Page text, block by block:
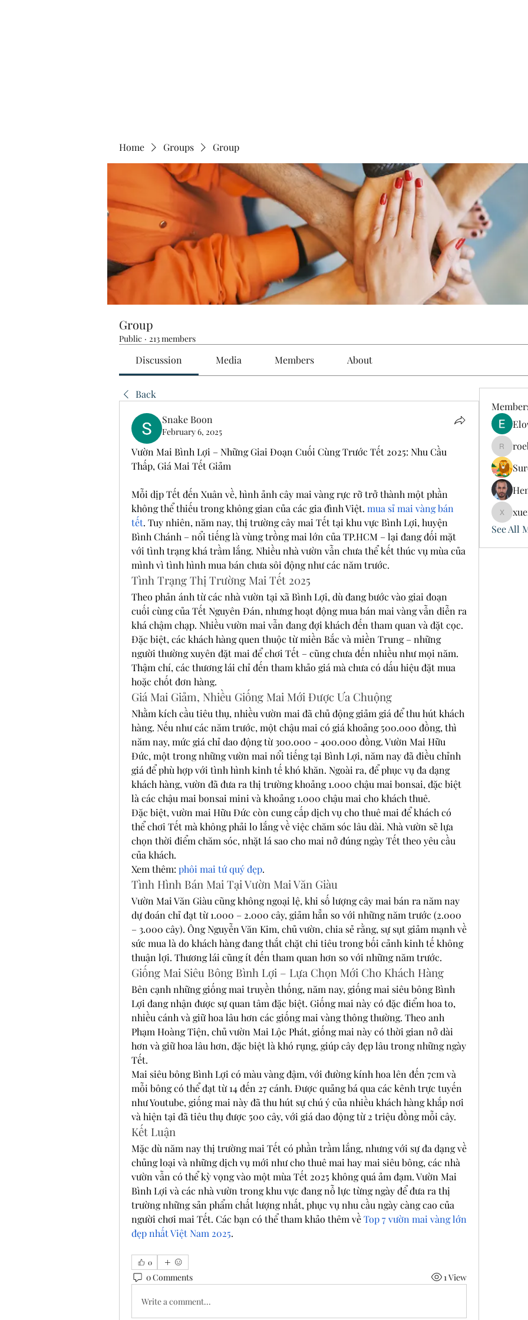
Home Groups Group
Group
Public · 213 members
Discussion Media Members About
Back
Snake Boon
February 6, 2025
Vườn Mai Bình Lợi – Những Giai Đoạn Cuối Cùng Trước Tết 2025: Nhu Cầu
Thấp, Giá Mai Tết Giảm
Mỗi dịp Tết đến Xuân về, hình ảnh cây mai vàng rực rỡ trở thành một phần
không thể thiếu trong không gian của các gia đình Việt. mua sỉ mai vàng bán
tết. Tuy nhiên, năm nay, thị trường cây mai Tết tại khu vực Bình Lợi, huyện
Bình Chánh – nổi tiếng là vùng trồng mai lớn của TP.HCM – lại đang đối mặt
với tình trạng khá trầm lắng. Nhiều nhà vườn vẫn chưa thể kết thúc vụ mùa của
mình vì tình hình mua bán chưa sôi động như các năm trước.
Tình Trạng Thị Trường Mai Tết 2025
Theo phản ánh từ các nhà vườn tại xã Bình Lợi, dù đang bước vào giai đoạn
cuối cùng của Tết Nguyên Đán, nhưng hoạt động mua bán mai vàng vẫn diễn ra
khá chậm chạp. Nhiều vườn mai vẫn đang đợi khách đến tham quan và đặt cọc.
Đặc biệt, các khách hàng quen thuộc từ miền Bắc và miền Trung – những
người thường xuyên đặt mai để chơi Tết – cũng chưa đến nhiều như mọi năm.
Thậm chí, các thương lái chỉ đến tham khảo giá mà chưa có dấu hiệu đặt mua
hoặc chốt đơn hàng.
Giá Mai Giảm, Nhiều Giống Mai Mới Được Ưa Chuộng
Nhằm kích cầu tiêu thụ, nhiều vườn mai đã chủ động giảm giá để thu hút khách
hàng. Nếu như các năm trước, một chậu mai có giá khoảng 500.000 đồng, thì
năm nay, mức giá chỉ dao động từ 300.000 - 400.000 đồng. Vườn Mai Hữu
Đức, một trong những vườn mai nổi tiếng tại Bình Lợi, năm nay đã điều chỉnh
giá để phù hợp với tình hình kinh tế khó khăn. Ngoài ra, để phục vụ đa dạng
khách hàng, vườn đã đưa ra thị trường khoảng 1.000 chậu mai bonsai, đặc biệt
là các chậu mai bonsai mini và khoảng 1.000 chậu mai cho khách thuê.
Đặc biệt, vườn mai Hữu Đức còn cung cấp dịch vụ cho thuê mai để khách có
thể chơi Tết mà không phải lo lắng về việc chăm sóc lâu dài. Nhà vườn sẽ lựa
chọn thời điểm chăm sóc, nhặt lá sao cho mai nở đúng ngày Tết theo yêu cầu
của khách.
Xem thêm: phôi mai tứ quý đẹp.
Tình Hình Bán Mai Tại Vườn Mai Văn Giàu
Vườn Mai Văn Giàu cũng không ngoại lệ, khi số lượng cây mai bán ra năm nay
dự đoán chỉ đạt từ 1.000 – 2.000 cây, giảm hẳn so với những năm trước (2.000
– 3.000 cây). Ông Nguyễn Văn Kim, chủ vườn, chia sẻ rằng, sự sụt giảm mạnh về
sức mua là do khách hàng đang thắt chặt chi tiêu trong bối cảnh kinh tế không
thuận lợi. Thương lái cũng ít đến tham quan hơn so với những năm trước.
Giống Mai Siêu Bông Bình Lợi – Lựa Chọn Mới Cho Khách Hàng
Bên cạnh những giống mai truyền thống, năm nay, giống mai siêu bông Bình
Lợi đang nhận được sự quan tâm đặc biệt. Giống mai này có đặc điểm hoa to,
nhiều cánh và giữ hoa lâu hơn các giống mai vàng thông thường. Theo anh
Phạm Hoàng Tiện, chủ vườn Mai Lộc Phát, giống mai này có thời gian nở dài
hơn và giữ hoa lâu hơn, đặc biệt là khó rụng, giúp cây đẹp lâu trong những ngày
Tết.
Mai siêu bông Bình Lợi có màu vàng đậm, với đường kính hoa lên đến 7cm và
mỗi bông có thể đạt từ 14 đến 27 cánh. Được quảng bá qua các kênh trực tuyến
như Youtube, giống mai này đã thu hút sự chú ý của nhiều khách hàng khắp nơi
và hiện tại đã tiêu thụ được 500 cây, với giá dao động từ 2 triệu đồng mỗi cây.
Kết Luận
Mặc dù năm nay thị trường mai Tết có phần trầm lắng, nhưng với sự đa dạng về
chủng loại và những dịch vụ mới như cho thuê mai hay mai siêu bông, các nhà
vườn vẫn có thể kỳ vọng vào một mùa Tết 2025 không quá ảm đạm. Vườn Mai
Bình Lợi và các nhà vườn trong khu vực đang nỗ lực từng ngày để đưa ra thị
trường những sản phẩm chất lượng nhất, phục vụ nhu cầu ngày càng cao của
người chơi mai Tết. Các bạn có thể tham khảo thêm về Top 7 vườn mai vàng lớn
đẹp nhất Việt Nam 2025.
0
0 Comments 1 View
Write a comment...
See All